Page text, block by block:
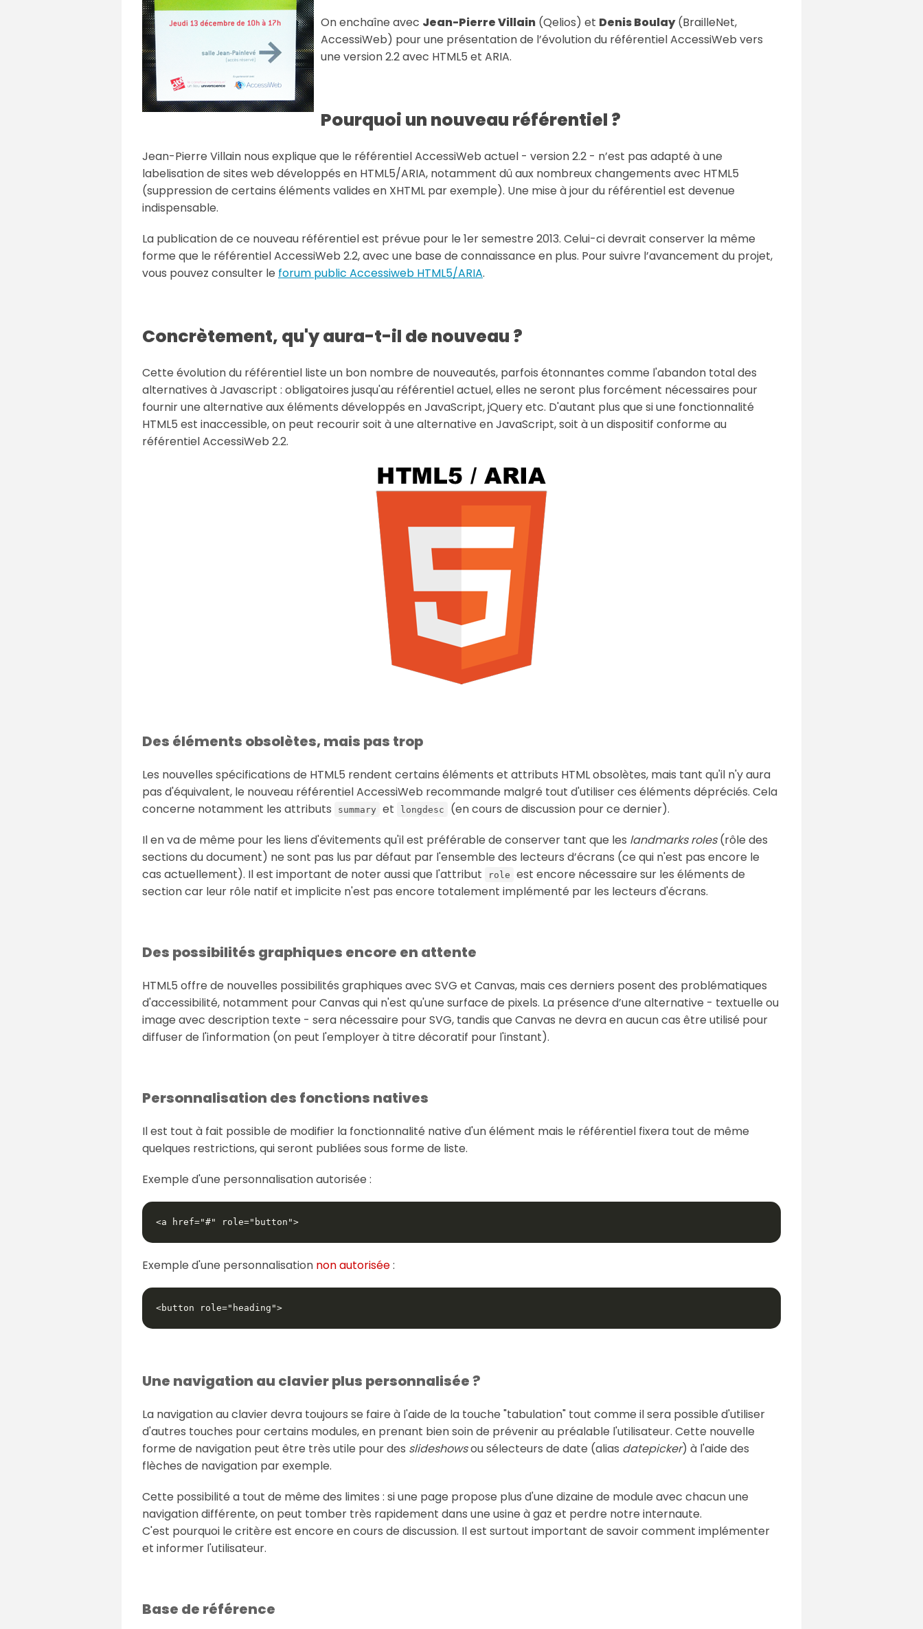
On enchaîne avec Jean-Pierre Villain (Qelios) et Denis Boulay(BrailleNet,
AccessiWeb) pour une présentation de l’évolution du référentiel AccessiWeb vers
une version 2.2 avec HTML5 et ARIA.
Pourquoi un nouveau référentiel ?
Jean-Pierre Villain nous explique que le référentiel AccessiWeb actuel - version 2.2 - n’est pas adapté à une
labelisation de sites web développés en HTML5/ARIA, notamment dû aux nombreux changements avec HTML5
(suppression de certains éléments valides en XHTML par exemple). Une mise à jour du référentiel est devenue
indispensable.
La publication de ce nouveau référentiel est prévue pour le 1er semestre 2013. Celui-ci devrait conserver la même
forme que le référentiel AccessiWeb 2.2, avec une base de connaissance en plus. Pour suivre l’avancement du projet,
vous pouvez consulter le forum public Accessiweb HTML5/ARIA.
Concrètement, qu'y aura-t-il de nouveau ?
Cette évolution du référentiel liste un bon nombre de nouveautés, parfois étonnantes comme l'abandon total des
alternatives à Javascript : obligatoires jusqu'au référentiel actuel, elles ne seront plus forcément nécessaires pour
fournir une alternative aux éléments développés en JavaScript, jQuery etc. D'autant plus que si une fonctionnalité
HTML5 est inaccessible, on peut recourir soit à une alternative en JavaScript, soit à un dispositif conforme au
référentiel AccessiWeb 2.2.
Des éléments obsolètes, mais pas trop
Les nouvelles spécifications de HTML5 rendent certains éléments et attributs HTML obsolètes, mais tant qu'il n'y aura
pas d'équivalent, le nouveau référentiel AccessiWeb recommande malgré tout d'utiliser ces éléments dépréciés. Cela
concerne notamment les attributs
summary et longdesc
(en cours de discussion pour ce dernier).
Il en va de même pour les liens d'évitements qu'il est préférable de conserver tant que les landmarks roles(rôle des
sections du document) ne sont pas lus par défaut par l'ensemble des lecteurs d’écrans (ce qui n'est pas encore le
cas actuellement). Il est important de noter aussi que l'attribut
role
est encore nécessaire sur les éléments de
section car leur rôle natif et implicite n'est pas encore totalement implémenté par les lecteurs d'écrans.
Des possibilités graphiques encore en attente
HTML5 offre de nouvelles possibilités graphiques avec SVG et Canvas, mais ces derniers posent des problématiques
d'accessibilité, notamment pour Canvas qui n'est qu'une surface de pixels. La présence d’une alternative - textuelle ou
image avec description texte - sera nécessaire pour SVG, tandis que Canvas ne devra en aucun cas être utilisé pour
diffuser de l'information (on peut l'employer à titre décoratif pour l'instant).
Personnalisation des fonctions natives
Il est tout à fait possible de modifier la fonctionnalité native d'un élément mais le référentiel fixera tout de même
quelques restrictions, qui seront publiées sous forme de liste.
Exemple d'une personnalisation autorisée :
<a href="#" role="button">
Exemple d'une personnalisation non autorisée:
<button role="heading">
Une navigation au clavier plus personnalisée ?
La navigation au clavier devra toujours se faire à l'aide de la touche "tabulation" tout comme il sera possible d'utiliser
d'autres touches pour certains modules, en prenant bien soin de prévenir au préalable l'utilisateur. Cette nouvelle
forme de navigation peut être très utile pour des slideshowsou sélecteurs de date (alias datepicker) à l'aide des
flèches de navigation par exemple.
Cette possibilité a tout de même des limites : si une page propose plus d'une dizaine de module avec chacun une
navigation différente, on peut tomber très rapidement dans une usine à gaz et perdre notre internaute.
C'est pourquoi le critère est encore en cours de discussion. Il est surtout important de savoir comment implémenter
et informer l'utilisateur.
Base de référence